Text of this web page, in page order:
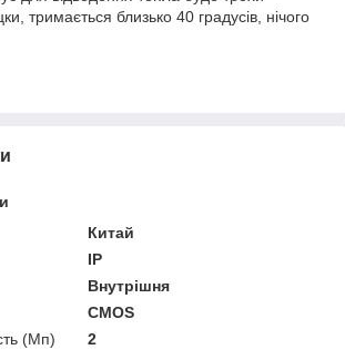
тримається близько 40 градусів, нічого
Китай
IP
Внутрішня
CMOS
(Мп)
2